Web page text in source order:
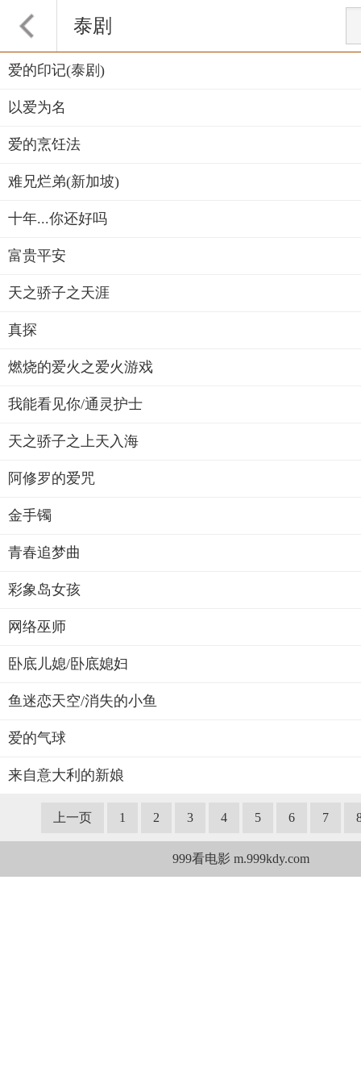
泰剧
爱的印记(泰剧)
以爱为名
爱的烹饪法
难兄烂弟(新加坡)
十年...你还好吗
富贵平安
天之骄子之天涯
真探
燃烧的爱火之爱火游戏
我能看见你/通灵护士
天之骄子之上天入海
阿修罗的爱咒
金手镯
青春追梦曲
彩象岛女孩
网络巫师
卧底儿媳/卧底媳妇
鱼迷恋天空/消失的小鱼
爱的气球
来自意大利的新娘
上一页 1 2 3 4 5 6 7
999看电影 m.999kdy.com